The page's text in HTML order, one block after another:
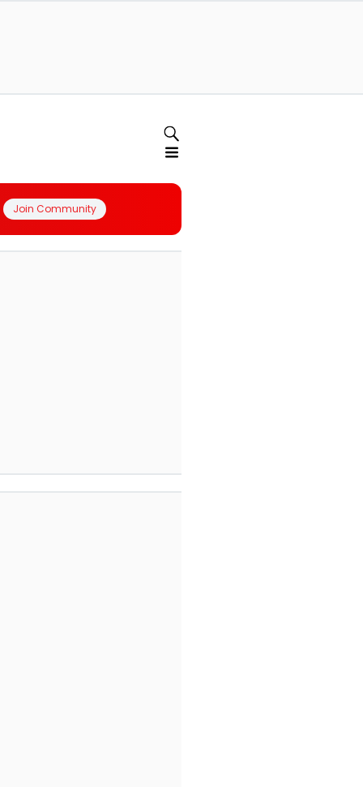
Join Community